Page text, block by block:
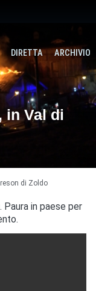
DIRETTA ARCHIVIO
in Val di
di Zoldo
Paura in paese per